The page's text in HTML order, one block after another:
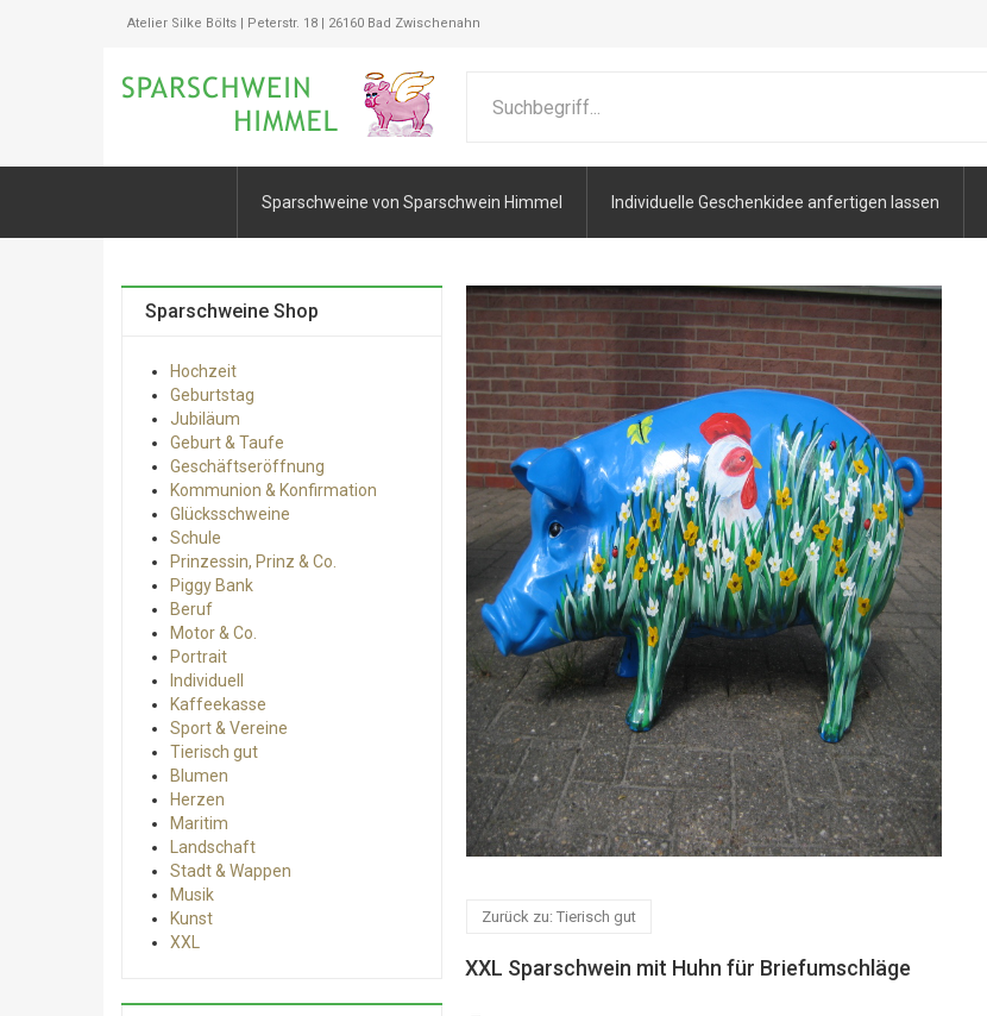
Atelier Silke Bölts | Peterstr. 18 | 26160 Bad Zwischenahn
Sparschweine von Sparschwein Himmel Individuelle Geschenkidee anfertigen lassen
Zurück zu: Tierisch gut
XXL Sparschwein mit Huhn für Briefumschläge
Sparschweine Shop
Hochzeit
Geburtstag
Jubiläum
Geburt & Taufe
Geschäftseröffnung
Kommunion & Konfirmation
Glücksschweine
Schule
Prinzessin, Prinz & Co.
Piggy Bank
Beruf
Motor & Co.
Portrait
Individuell
Kaffeekasse
Sport & Vereine
Tierisch gut
Blumen
Herzen
Maritim
Landschaft
Stadt & Wappen
Musik
Kunst
XXL